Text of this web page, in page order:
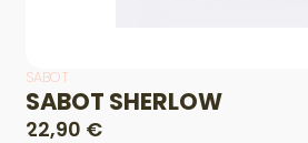
SABOT
SABOT SHERLOW
22,90 €